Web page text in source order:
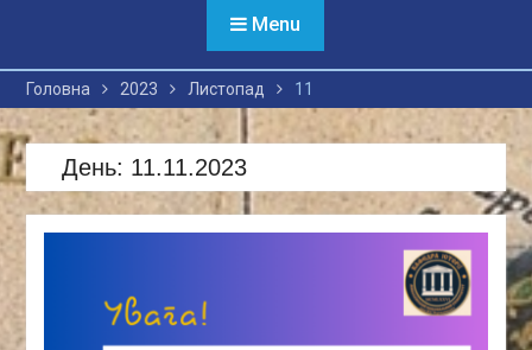
Menu
Головна 2023 Листопад 11
День: 11.11.2023